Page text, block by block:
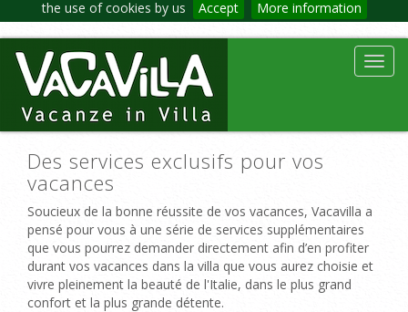
the use of cookies by us Accept More information
Des services exclusifs pour vos
vacances
Soucieux de la bonne réussite de vos vacances, Vacavilla a
pensé pour vous à une série de services supplémentaires
que vous pourrez demander directement afin d’en profiter
durant vos vacances dans la villa que vous aurez choisie et
vivre pleinement la beauté de l'Italie, dans le plus grand
confort et la plus grande détente.